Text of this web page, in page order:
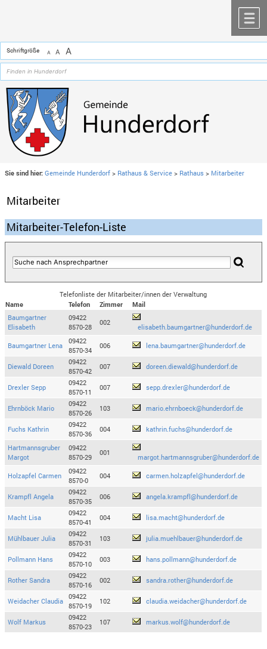
Schriftgröße A A A
Sie sind hier: Gemeinde Hunderdorf > Rathaus & Service > Rathaus > Mitarbeiter
Mitarbeiter
Mitarbeiter-Telefon-Liste
Telefonliste der Mitarbeiter/innen der Verwaltung
Name
Telefon Zimmer
Mail
Baumgartner
Elisabeth
09422
8570-28
002
elisabeth.baumgartner@hunderdorf.de
Baumgartner Lena
09422
8570-34
006 lena.baumgartner@hunderdorf.de
Diewald Doreen
09422
8570-42
007 doreen.diewald@hunderdorf.de
Drexler Sepp
09422
8570-11
007 sepp.drexler@hunderdorf.de
Ehrnböck Mario
09422
8570-26
103 mario.ehrnboeck@hunderdorf.de
Fuchs Kathrin
09422
8570-36
004 kathrin.fuchs@hunderdorf.de
Hartmannsgruber
Margot
09422
8570-29
001
margot.hartmannsgruber@hunderdorf.de
Holzapfel Carmen
09422
8570-0
004 carmen.holzapfel@hunderdorf.de
Krampfl Angela
09422
8570-35
006 angela.krampfl@hunderdorf.de
Macht Lisa
09422
8570-41
004 lisa.macht@hunderdorf.de
Mühlbauer Julia
09422
8570-31
103 julia.muehlbauer@hunderdorf.de
Pollmann Hans
09422
8570-10
003 hans.pollmann@hunderdorf.de
Rother Sandra
09422
8570-16
002 sandra.rother@hunderdorf.de
Weidacher Claudia
09422
8570-19
102 claudia.weidacher@hunderdorf.de
Wolf Markus
09422
8570-23
107 markus.wolf@hunderdorf.de